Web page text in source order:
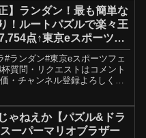
】ランダン！最も簡単な
！ルートパズルで楽々王
点↑東京eスポーツフ
杯【パズドラ】
#ランダン#東京eスポーツフェ
質問・リクエストはコメント
・チャンネル登録よろしくお
としてデビューしたよ、よ
ゃねえか【パズル&ドラ
ーパーマリオブラザー